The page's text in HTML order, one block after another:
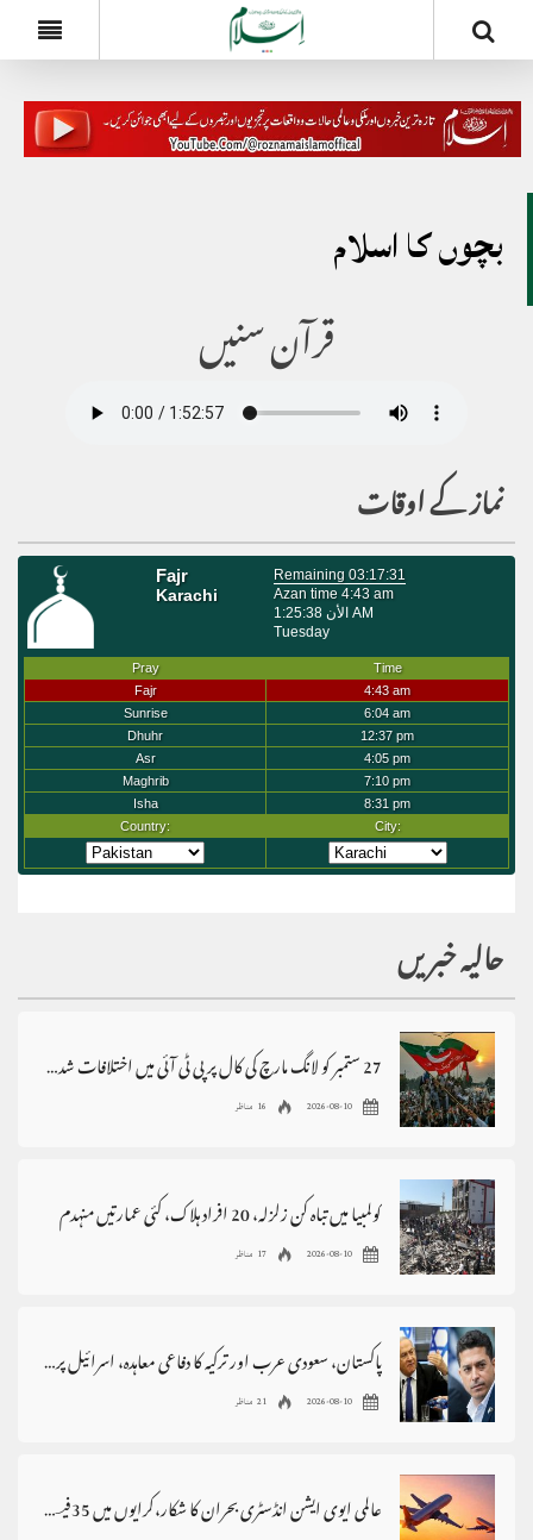
بچوں کا اسلام
قرآن سنیں
نماز کے اوقات
حالیہ خبریں
27 ستمبر کو لانگ مارچ کی کال پر پی ٹی آئی میں اختلافات شدت اختیار کرگئے
2026-08-10 16 مناظر
کولمبیا میں تباہ کن زلزلہ، 20 افراد ہلاک، کئی عمارتیں منہدم
2026-08-10 17 مناظر
پاکستان، سعودی عرب اور ترکیہ کا دفاعی معاہدہ، اسرائیل پریشان
2026-08-10 21 مناظر
عالمی ایوی ایشن انڈسٹری بحران کا شکار،کرایوں میں 35فیصد اضافہ